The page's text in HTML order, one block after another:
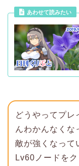
あわせて読みたい
どうやってプレ
んわかんなくな
敵が強くなって
Lv60ノードを